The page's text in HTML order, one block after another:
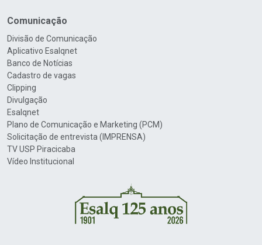
Comunicação
Divisão de Comunicação
Aplicativo Esalqnet
Banco de Notícias
Cadastro de vagas
Clipping
Divulgação
Esalqnet
Plano de Comunicação e Marketing (PCM)
Solicitação de entrevista (IMPRENSA)
TV USP Piracicaba
Vídeo Institucional